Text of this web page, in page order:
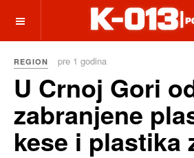
OFF CANVAS
REGION pre 1 godina
U Crnoj Gori
zabranjene
kese i plastika